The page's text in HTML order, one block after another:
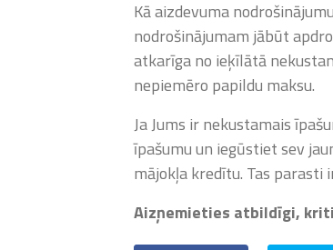
Kā aizdevuma
nodrošinājumam jābūt
atkarīga no ieķīlātā
nepiemēro papildu maksu.
Ja Jums ir nekustamais
īpašumu un iegūstiet sev
mājokļa kredītu. Tas parasti
Aizņemieties atbildīgi,